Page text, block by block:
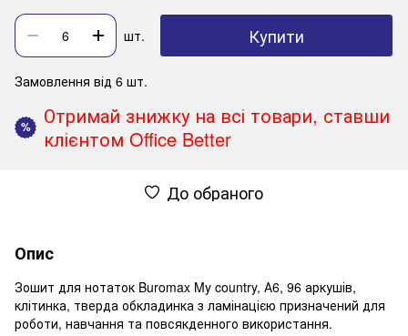
шт. Купити
Замовлення від 6 шт.
%
Отримай знижку на всі товари, ставши
клієнтом Office Better
До обраного
Опис
Зошит для нотаток Buromax My country, А6, 96 аркушів,
клітинка, тверда обкладинка з ламінацією призначений для
роботи, навчання та повсякденного використання.